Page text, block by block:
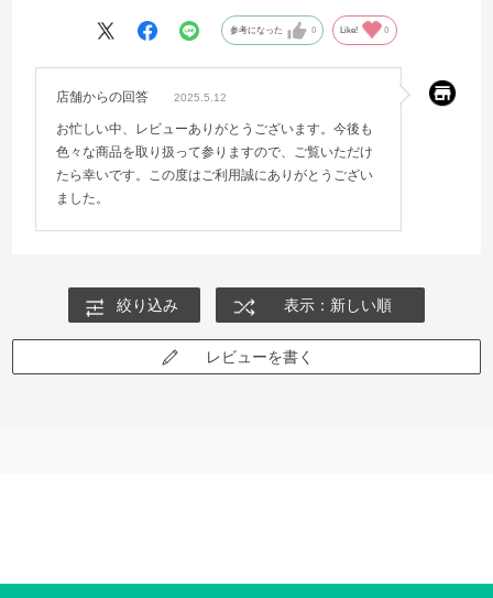
参考になった 0 Like! 0
店舗からの回答 2025.5.12
お忙しい中、レビューありがとうございます。今後も
色々な商品を取り扱って参りますので、ご覧いただけ
たら幸いです。この度はご利用誠にありがとうござい
ました。
絞り込み 表示：新しい順
レビューを書く